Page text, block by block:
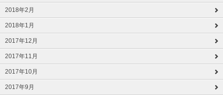
2018年2月
2018年1月
2017年12月
2017年11月
2017年10月
2017年9月